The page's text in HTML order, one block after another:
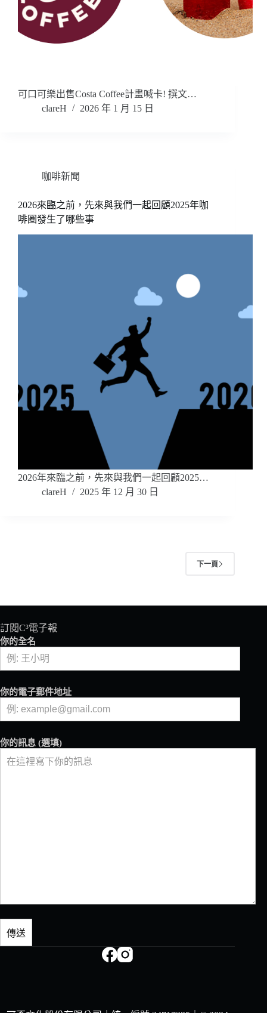
可口可樂出售Costa Coffee計畫喊卡! 撰文…
clareH
2026 年 1 月 15 日
咖啡新聞
2026來臨之前，先來與我們一起回顧2025年咖
啡圈發生了哪些事
2026年來臨之前，先來與我們一起回顧2025…
clareH
2025 年 12 月 30 日
下一頁
訂閱C³電子報
你的全名
你的電子郵件地址
你的訊息 (選填)